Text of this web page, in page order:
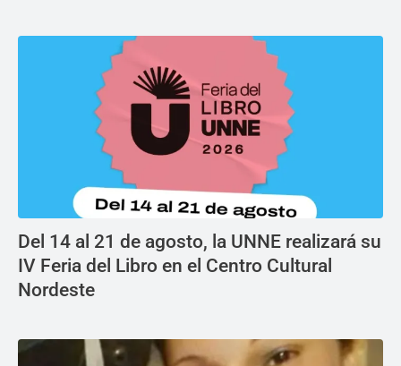
Del 14 al 21 de agosto, la UNNE realizará su
IV Feria del Libro en el Centro Cultural
Nordeste